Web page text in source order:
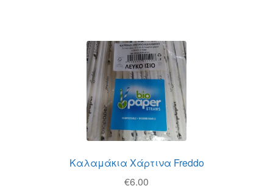
Καλαμάκια Χάρτινα Freddo
€6.00